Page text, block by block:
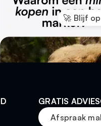
🚀 Blijf
GRATIS
Afspraak